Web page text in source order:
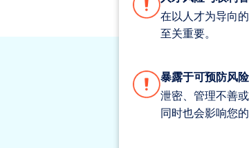
在以人才为导向
至关重要。
暴露于可预防风
泄密、管理不善
同时也会影响您的